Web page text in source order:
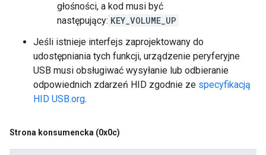
głośności, a kod musi być
następujący: KEY_VOLUME_UP
Jeśli istnieje interfejs zaprojektowany do
udostępniania tych funkcji, urządzenie peryferyjne
USB musi obsługiwać wysyłanie lub odbieranie
odpowiednich zdarzeń HID zgodnie ze specyfikacją
HID USB.org.
Strona konsumencka (0x0c)